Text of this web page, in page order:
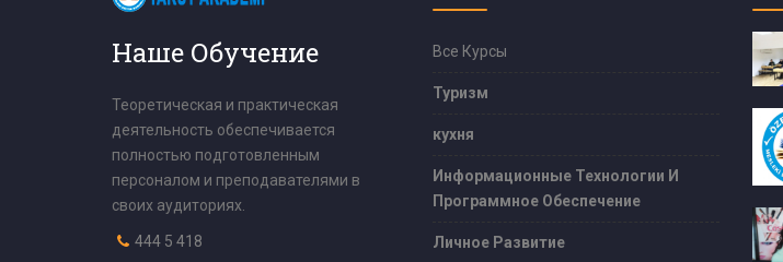
Наше Обучение
Теоретическая и практическая
деятельность обеспечивается
полностью подготовленным
персоналом и преподавателями в
своих аудиториях.
444 5 418
Все Курсы
Туризм
кухня
Информационные Технологии И
Программное Обеспечение
Личное Развитие